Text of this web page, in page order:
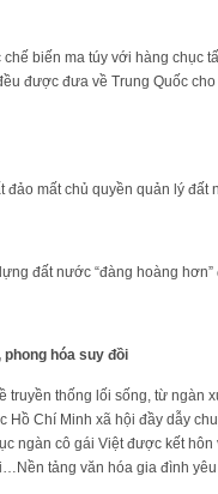
biến ma túy với hàng chục
được đưa về Trung Quốc
đảo mất chủ quyền quản lý đất
đất nước “đàng hoàng
hóa suy đồi
truyền thống lối sống, từ
Hồ Chí Minh xã hội đầy dẫy
ngàn cô gái Việt được kết
tảng văn hóa gia đình